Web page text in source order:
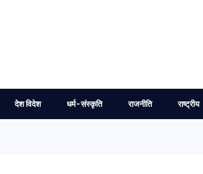
देश विदेश धर्म-संस्कृति राजनीति राष्ट्रीय